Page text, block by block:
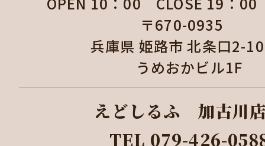
〒670-0935
兵庫県 姫路市 北条口
うめおかビル1F
えどしるふ 加古
TEL 079-426-